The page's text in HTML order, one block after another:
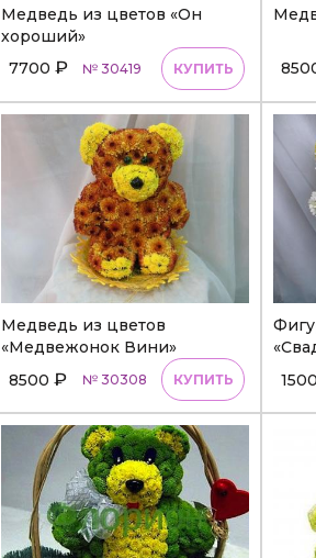
Медведь из цветов «Он
хороший»
7700 ₽ № 30419 КУПИТЬ
Медведь из цветов
«Медвежонок Вини»
8500 ₽ № 30308 КУПИТЬ